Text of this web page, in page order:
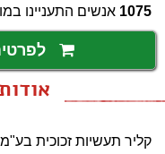
1075 אנשים התעניינו
קליר תעשיות זכוכית